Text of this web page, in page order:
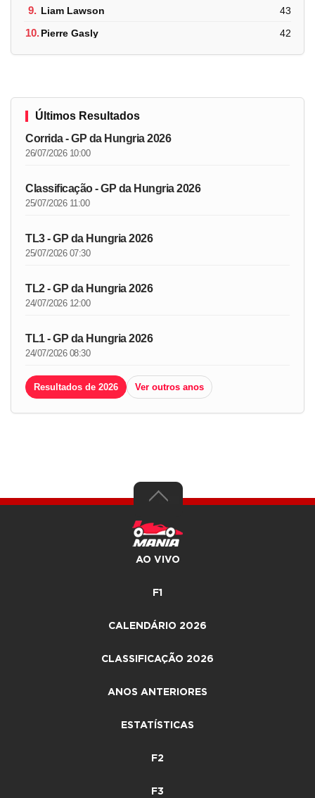
9. Liam Lawson 43
10.Pierre Gasly 42
Últimos Resultados
Corrida - GP da Hungria 2026
26/07/2026 10:00
Classificação - GP da Hungria 2026
25/07/2026 11:00
TL3 - GP da Hungria 2026
25/07/2026 07:30
TL2 - GP da Hungria 2026
24/07/2026 12:00
TL1 - GP da Hungria 2026
24/07/2026 08:30
Resultados de 2026 Ver outros anos
AO VIVO
F1
CALENDÁRIO 2026
CLASSIFICAÇÃO 2026
ANOS ANTERIORES
ESTATÍSTICAS
F2
F3